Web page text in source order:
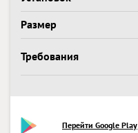
Размер
Требования
Перейти Google Play